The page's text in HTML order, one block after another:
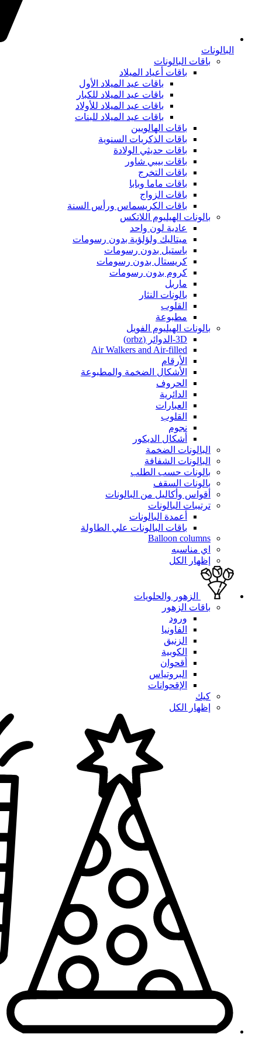
البالونات
باقات البالونات
باقات أعياد الميلاد
باقات عيد الميلاد الأول
باقات عيد الميلاد للكبار
باقات عيد الميلاد للأولاد
باقات عيد الميلاد للبنات
باقات الهالويين
باقات الذكريات السنوية
باقات حديثي الولادة
باقات بيبي شاور
باقات التخرج
باقات ماما وبابا
باقات الزواج
باقات الكريسماس ورأس السنة
بالونات الهيليوم اللاتكس
عادية لون واحد
ميتاليك ولؤلؤية بدون رسومات
باستيل بدون رسومات
كريستال بدون رسومات
كروم بدون رسومات
ماربل
بالونات النثار
القلوب
مطبوعة
بالونات الهيليوم الفويل
3D-الدوائر (orbz)
Air Walkers and Air-filled
الأرقام
الأشكال الضخمة والمطبوعة
الحروف
الدائرية
العبارات
القلوب
نجوم
أشكال الديكور
البالونات الضخمة
البالونات الشفافة
بالونات حسب الطلب
بالونات السقف
أقواس وأكاليل من البالونات
ترتيبات البالونات
أعمدة البالونات
باقات البالونات علي الطاولة
Balloon columns
اي مناسبه
إظهار الكل
الزهور والحلويات
باقات الزهور
ورود
الفاونيا
الزنبق
الكوبية
أقحوان
البروتياس
الإقحوانات
كيك
إظهار الكل